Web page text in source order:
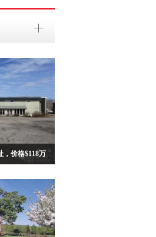
，价格$118万